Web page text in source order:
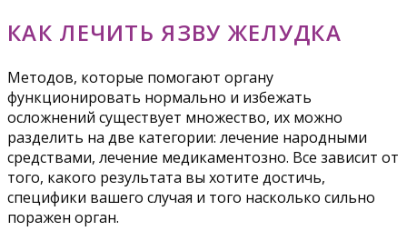
КАК ЛЕЧИТЬ ЯЗВУ ЖЕЛУДКА
Методов, которые помогают органу
функционировать нормально и избежать
осложнений существует множество, их можно
разделить на две категории: лечение народными
средствами, лечение медикаментозно. Все зависит от
того, какого результата вы хотите достичь,
специфики вашего случая и того насколько сильно
поражен орган.